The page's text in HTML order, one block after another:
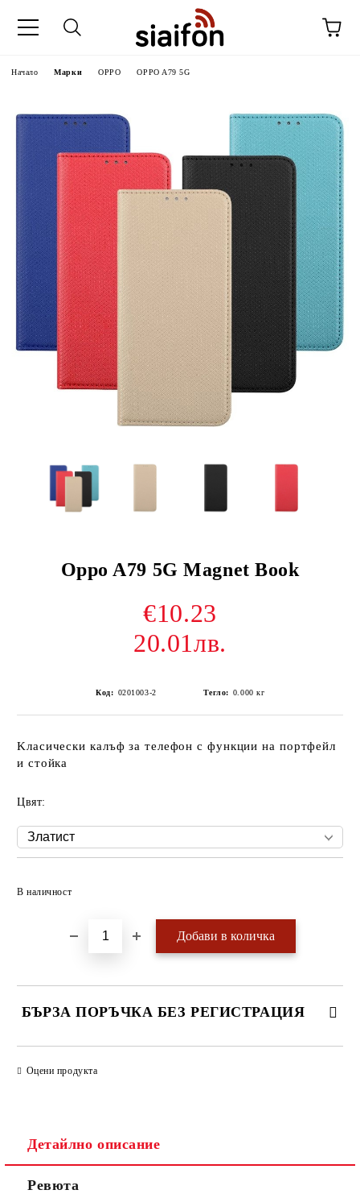
Начало Марки OPPO OPPO A79 5G
Oppo A79 5G Magnet Book
€10.23
20.01лв.
Код: 0201003-2 Тегло: 0.000 кг
Kласически калъф за телефон с функции на портфейл
и стойка
Цвят:
В наличност
БЪРЗА ПОРЪЧКА БЕЗ РЕГИСТРАЦИЯ
Оцени продукта
Детайлно описание
Ревюта